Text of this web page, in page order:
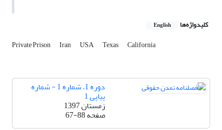
کلیدواژه‌ها English
Private Prison Iran USA Texas California
دوره 1، شماره 1 - شماره
پیاپی 1
زمستان 1397
صفحه67-88